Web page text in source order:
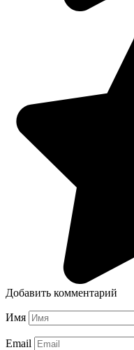
Добавить комментарий
Имя
Email